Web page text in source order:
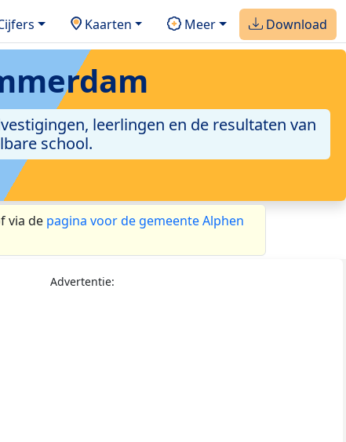
Kaarten Meer Download
leerlingen en de resultaten van
school.
via de pagina voor de gemeente Alphen
Advertentie: